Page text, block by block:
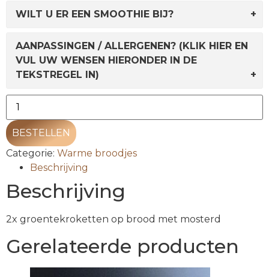
WILT U ER EEN SMOOTHIE BIJ?
AANPASSINGEN / ALLERGENEN? (KLIK HIER EN
VUL UW WENSEN HIERONDER IN DE
TEKSTREGEL IN)
BESTELLEN
Categorie: Warme broodjes
Beschrijving
Beschrijving
2x groentekroketten op brood met mosterd
Gerelateerde producten